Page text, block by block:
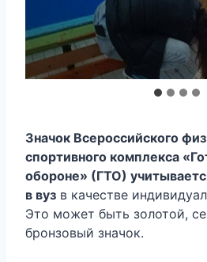
Значок Всероссийского
спортивного комплекса
обороне» (ГТО)
в вуз в качестве
Это может быть золотой,
бронзовый значок.